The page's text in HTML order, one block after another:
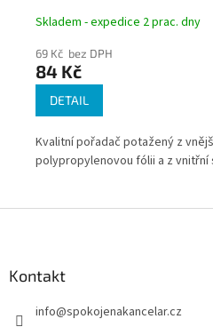
Skladem - expedice 2 prac. dny
69 Kč bez DPH
84 Kč
DETAIL
Kvalitní pořadač potažený z
polypropylenovou fólii a z vnitřní
Kontakt
info@spokojenakancelar.cz